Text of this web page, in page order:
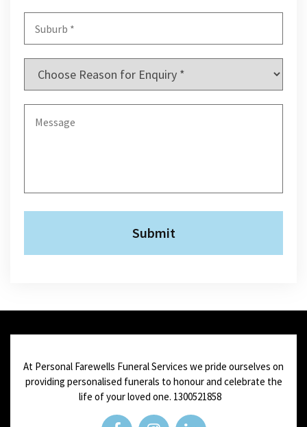
At Personal Farewells Funeral Services we pride ourselves on
providing personalised funerals to honour and celebrate the
life of your loved one. 1300521858